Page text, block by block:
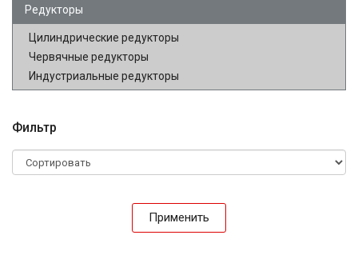
Редукторы
Цилиндрические редукторы
Червячные редукторы
Индустриальные редукторы
Фильтр
Применить